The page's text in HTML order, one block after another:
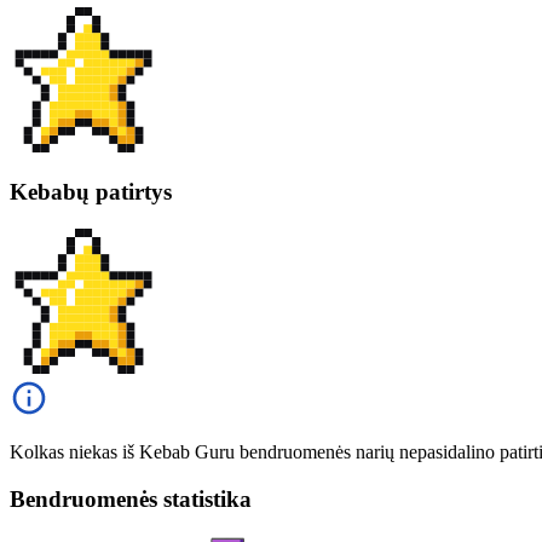
Kebabų patirtys
Kolkas niekas iš Kebab Guru bendruomenės narių nepasidalino
Bendruomenės statistika